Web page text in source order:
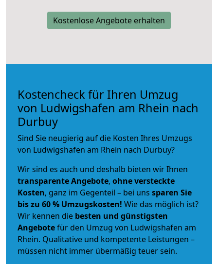
Kostenlose Angebote erhalten
Kostencheck für Ihren Umzug
von Ludwigshafen am Rhein nach
Durbuy
Sind Sie neugierig auf die Kosten Ihres Umzugs
von Ludwigshafen am Rhein nach Durbuy?
Wir sind es auch und deshalb bieten wir Ihnen
transparente Angebote, ohne versteckte
Kosten, ganz im Gegenteil – bei uns sparen Sie
bis zu 60 % Umzugskosten! Wie das möglich ist?
Wir kennen die besten und günstigsten
Angebotefür den Umzug von Ludwigshafen am
Rhein. Qualitative und kompetente Leistungen –
müssen nicht immer übermäßig teuer sein.